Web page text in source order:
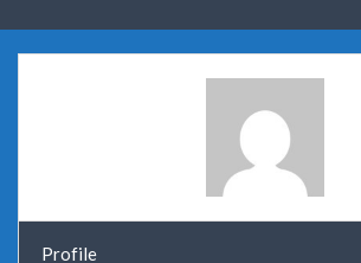
Profile